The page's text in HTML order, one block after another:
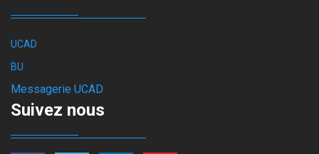
UCAD
BU
Messagerie UCAD
Suivez nous